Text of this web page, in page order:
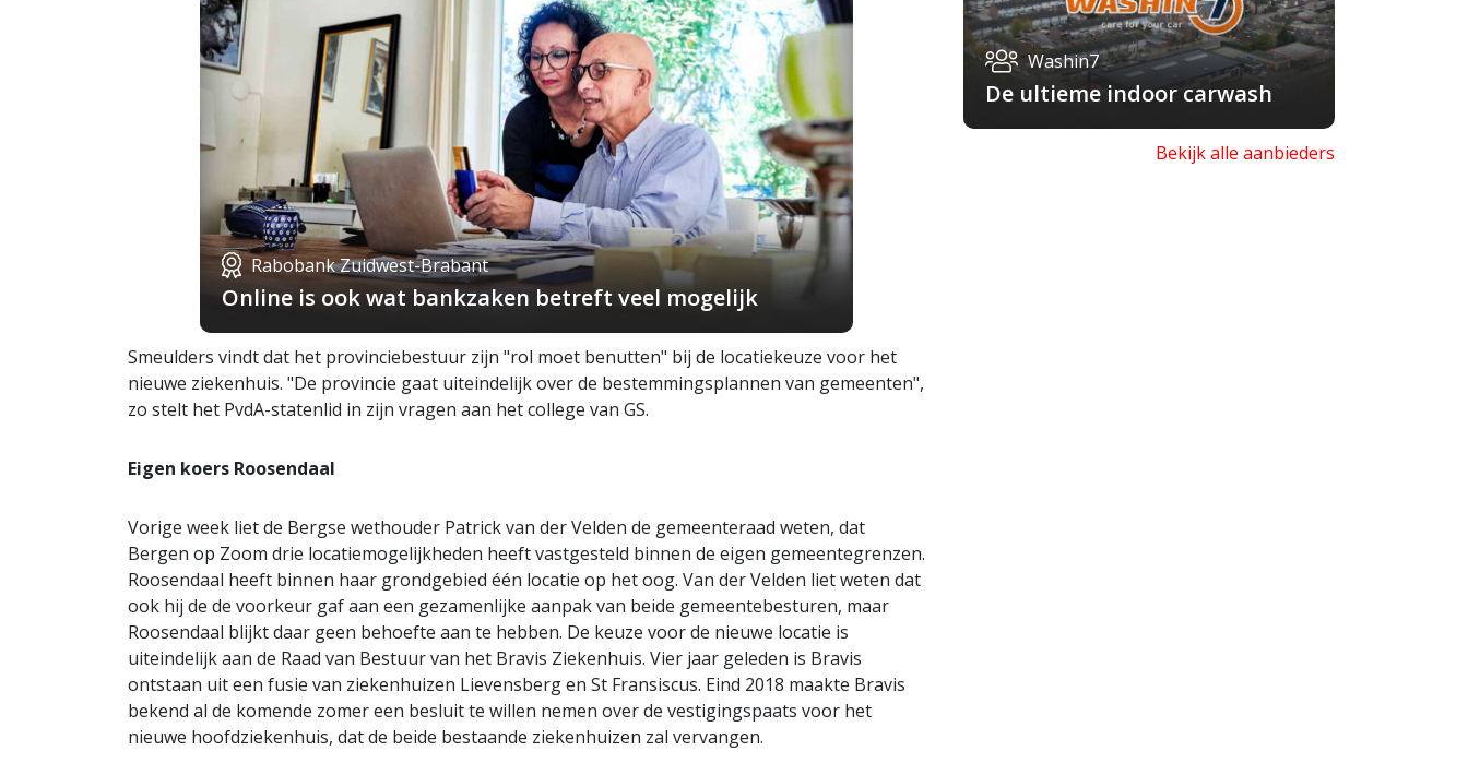
Rabobank Zuidwest-Brabant
Online is ook wat bankzaken betreft veel mogelijk
Smeulders vindt dat het provinciebestuur zijn "rol moet benutten" bij de locatiekeuze voor het
nieuwe ziekenhuis. "De provincie gaat uiteindelijk over de bestemmingsplannen van gemeenten",
zo stelt het PvdA-statenlid in zijn vragen aan het college van GS.
Eigen koers Roosendaal
Vorige week liet de Bergse wethouder Patrick van der Velden de gemeenteraad weten, dat
Bergen op Zoom drie locatiemogelijkheden heeft vastgesteld binnen de eigen gemeentegrenzen.
Roosendaal heeft binnen haar grondgebied één locatie op het oog. Van der Velden liet weten dat
ook hij de de voorkeur gaf aan een gezamenlijke aanpak van beide gemeentebesturen, maar
Roosendaal blijkt daar geen behoefte aan te hebben. De keuze voor de nieuwe locatie is
uiteindelijk aan de Raad van Bestuur van het Bravis Ziekenhuis. Vier jaar geleden is Bravis
ontstaan uit een fusie van ziekenhuizen Lievensberg en St Fransiscus. Eind 2018 maakte Bravis
bekend al de komende zomer een besluit te willen nemen over de vestigingspaats voor het
nieuwe hoofdziekenhuis, dat de beide bestaande ziekenhuizen zal vervangen.
Washin7
De ultieme indoor carwash
Bekijk alle aanbieders